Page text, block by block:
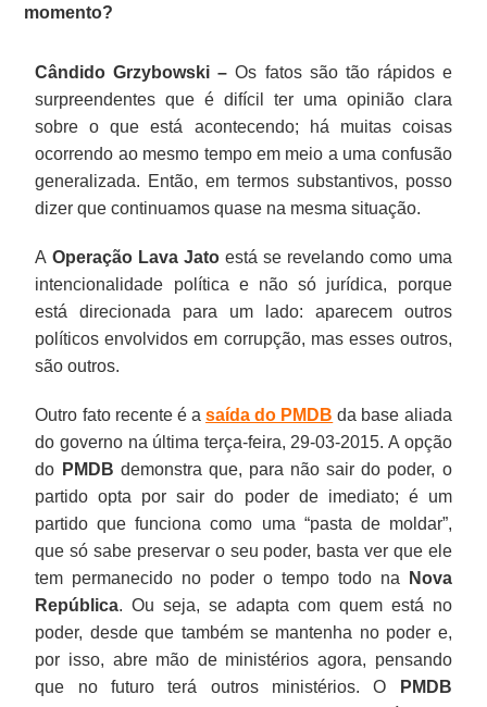
momento?
Cândido Grzybowski – Os fatos são tão rápidos e
surpreendentes que é difícil ter uma opinião clara
sobre o que está acontecendo; há muitas coisas
ocorrendo ao mesmo tempo em meio a uma confusão
generalizada. Então, em termos substantivos, posso
dizer que continuamos quase na mesma situação.
A Operação Lava Jatoestá se revelando como uma
intencionalidade política e não só jurídica, porque
está direcionada para um lado: aparecem outros
políticos envolvidos em corrupção, mas esses outros,
são outros.
Outro fato recente é a saída do PMDB da base aliada
do governo na última terça-feira, 29-03-2015. A opção
do PMDB demonstra que, para não sair do poder, o
partido opta por sair do poder de imediato; é um
partido que funciona como uma “pasta de moldar”,
que só sabe preservar o seu poder, basta ver que ele
tem permanecido no poder o tempo todo na
Nova
República. Ou seja, se adapta com quem está no
poder, desde que também se mantenha no poder e,
por isso, abre mão de ministérios agora, pensando
que no futuro terá outros ministérios. O
PMDB